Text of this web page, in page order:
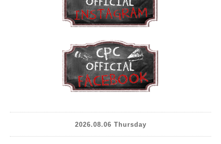
2026.08.06 Thursday